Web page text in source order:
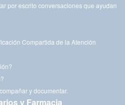
por escrito conversaciones que ayudan
Compartida de la Atención
y documentar.
y Farmacia